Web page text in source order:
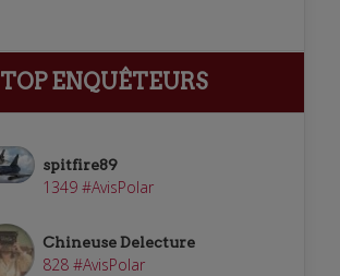
TOP ENQUÊTEURS
spitfire89
1349 #AvisPolar
Chineuse Delecture
828 #AvisPolar